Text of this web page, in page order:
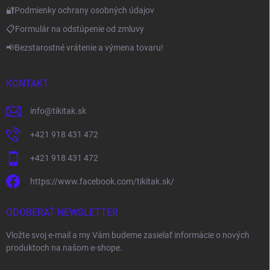
🔐Podmienky ochrany osobných údajov
📋Formulár na odstúpenie od zmluvy
📢Bezstarostné vrátenie a výmena tovaru!
KONTAKT
info@tikitak.sk
+421 918 431 472
+421 918 431 472
https://www.facebook.com/tikitak.sk/
ODOBERAŤ NEWSLETTER
Vložte svoj e-mail a my Vám budeme zasielať informácie o nových
produktoch na našom e-shope.